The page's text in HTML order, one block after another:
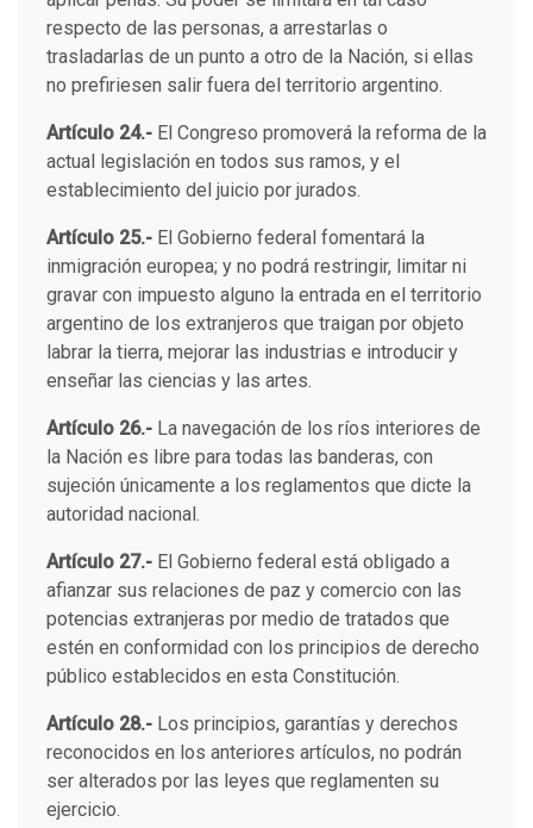
respecto de las personas, a arrestarlas o
trasladarlas de un punto a otro de la Nación, si ellas
no prefiriesen salir fuera del territorio argentino.
Artículo 24.- El Congreso promoverá la reforma de la
actual legislación en todos sus ramos, y el
establecimiento del juicio por jurados.
Artículo 25.- El Gobierno federal fomentará la
inmigración europea; y no podrá restringir, limitar ni
gravar con impuesto alguno la entrada en el territorio
argentino de los extranjeros que traigan por objeto
labrar la tierra, mejorar las industrias e introducir y
enseñar las ciencias y las artes.
Artículo 26.- La navegación de los ríos interiores de
la Nación es libre para todas las banderas, con
sujeción únicamente a los reglamentos que dicte la
autoridad nacional.
Artículo 27.- El Gobierno federal está obligado a
afianzar sus relaciones de paz y comercio con las
potencias extranjeras por medio de tratados que
estén en conformidad con los principios de derecho
público establecidos en esta Constitución.
Artículo 28.- Los principios, garantías y derechos
reconocidos en los anteriores artículos, no podrán
ser alterados por las leyes que reglamenten su
ejercicio.